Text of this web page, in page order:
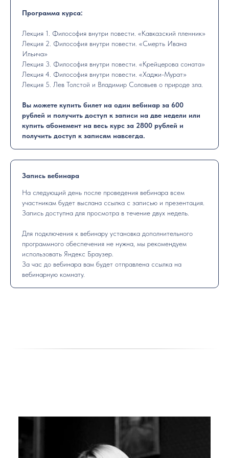
Программа курса:
Лекция 1. Философия внутри повести. «Кавказский пленник»
Лекция 2. Философия внутри повести. «Смерть Ивана
Ильича»
Лекция 3. Философия внутри повести. «Крейцерова соната»
Лекция 4. Философия внутри повести. «Хаджи-Мурат»
Лекция 5. Лев Толстой и Владимир Соловьев о природе зла.
Вы можете купить билет на один вебинар за 600
рублей и получить доступ к записи на две недели или
купить абонемент на весь курс за 2800 рублей и
получить доступ к записям навсегда.
Запись вебинара
На следующий день после проведения вебинара всем
участникам будет выслана ссылка с записью и презентация.
Запись доступна для просмотра в течение двух недель.
Для подключения к вебинару установка дополнительного
программного обеспечения не нужна, мы рекомендуем
использовать Яндекс Браузер.
За час до вебинара вам будет отправлена ссылка на
вебинарную комнату.